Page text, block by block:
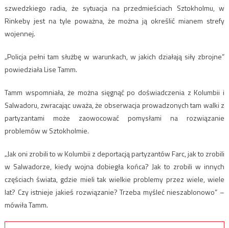
szwedzkiego radia, że sytuacja na przedmieściach Sztokholmu, w
Rinkeby jest na tyle poważna, że można ją określić mianem strefy
wojennej.
„Policja pełni tam służbę w warunkach, w jakich działają siły zbrojne”
powiedziała Lise Tamm.
Tamm wspomniała, że można sięgnąć po doświadczenia z Kolumbii i
Salwadoru, zwracając uważa, że obserwacja prowadzonych tam walki z
partyzantami może zaowocować pomysłami na rozwiązanie
problemów w Sztokholmie.
„Jak oni zrobili to w Kolumbii z deportacją partyzantów Farc, jak to zrobili
w Salwadorze, kiedy wojna dobiegła końca? Jak to zrobili w innych
częściach świata, gdzie mieli tak wielkie problemy przez wiele, wiele
lat? Czy istnieje jakieś rozwiązanie? Trzeba myśleć nieszablonowo” –
mówiła Tamm.